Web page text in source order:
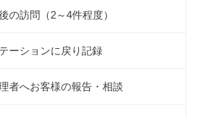
の訪問（2～4件程度）
ーションに戻り記録
者へお客様の報告・相談